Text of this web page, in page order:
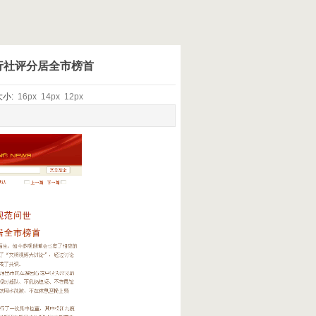
评分居全市榜首
小: 16px 14px 12px